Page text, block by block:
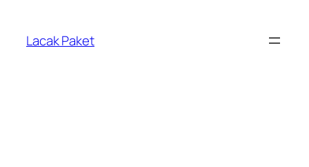
konten
Lacak Paket